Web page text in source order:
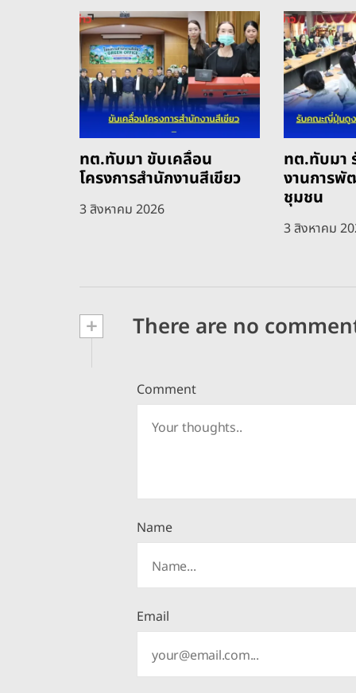
ทต.ทับมา ขับเคลื่อน
โครงการสำนักงานสีเขียว
3 สิงหาคม 2026
ทต.ทับมา
งานการ
ชุมชน
3 สิงหาคม
+ There are no
Comment
Name
Email